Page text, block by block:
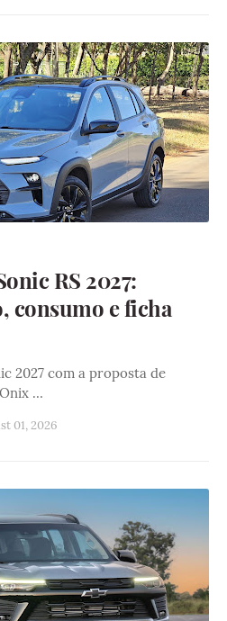
RS 2027:
consumo e ficha
2027 com a proposta de
…
01, 2026